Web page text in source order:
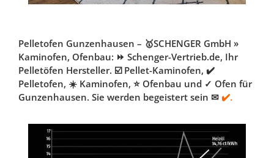
Pelletofen Gunzenhausen – 🥇SCHENGER GmbH »
Kaminofen, Ofenbau: ⏩ Schenger-Vertrieb.de, Ihr
Pelletöfen Hersteller. ☑️ Pellet-Kaminofen, ✔️
Pelletofen, ☀️ Kaminofen, ⭐ Ofenbau und ✓ Ofen für
Gunzenhausen. Sie werden begeistert sein ✉ ✔️.